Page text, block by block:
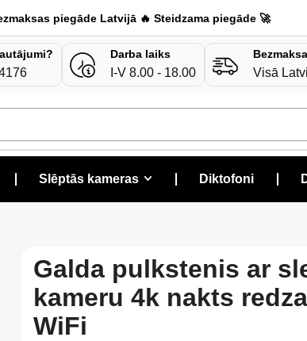
piegāde Latvijā 🔥 Steidzama piegāde 🚀
Darba laiks
I-V 8.00 - 18.00 Visā
Slēptās kameras Diktofoni
Galda pulkstenis ar
kameru 4k nakts
WiFi